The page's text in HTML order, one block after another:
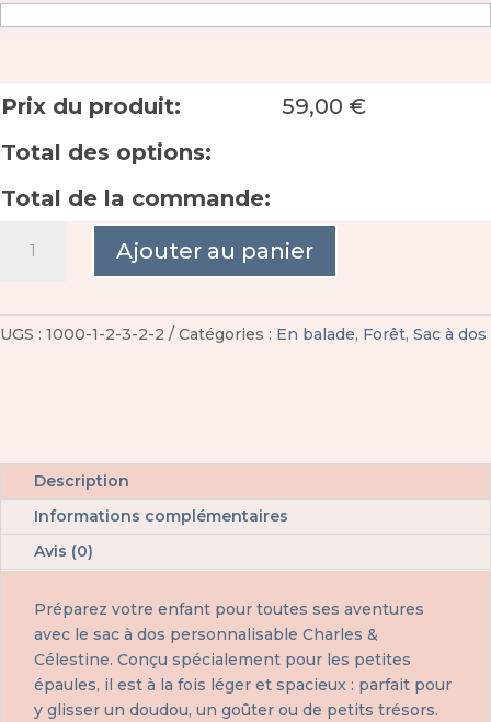
Prix du produit: 59,00 €
Total des options:
Total de la commande:
dos
Ajouter au panier
UGS : 1000-1-2-3-2-2 Catégories : En balade, Forêt, Sac à dos
Description
Informations complémentaires
Avis (0)
Préparez votre enfant pour toutes ses aventures
avec le sac à dos personnalisable Charles &
Célestine. Conçu spécialement pour les petites
épaules, il est à la fois léger et spacieux : parfait pour
y glisser un doudou, un goûter ou de petits trésors.